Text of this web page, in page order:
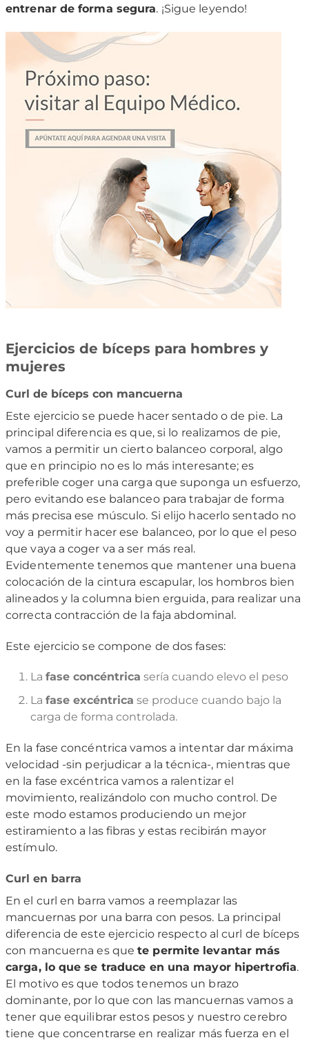
entrenar de forma segura. ¡Sigue leyendo!
Ejercicios de bíceps para hombres y
mujeres
Curl de bíceps con mancuerna
Este ejercicio se puede hacer sentado o de pie. La
principal diferencia es que, si lo realizamos de pie,
vamos a permitir un cierto balanceo corporal, algo
que en principio no es lo más interesante; es
preferible coger una carga que suponga un esfuerzo,
pero evitando ese balanceo para trabajar de forma
más precisa ese músculo. Si elijo hacerlo sentado no
voy a permitir hacer ese balanceo, por lo que el peso
que vaya a coger va a ser más real.
Evidentemente tenemos que mantener una buena
colocación de la cintura escapular, los hombros bien
alineados y la columna bien erguida, para realizar una
correcta contracción de la faja abdominal.
Este ejercicio se compone de dos fases:
La fase concéntrica sería cuando elevo el peso
La fase excéntrica se produce cuando bajo la
carga de forma controlada.
En la fase concéntrica vamos a intentar dar máxima
velocidad -sin perjudicar a la técnica-, mientras que
en la fase excéntrica vamos a ralentizar el
movimiento, realizándolo con mucho control. De
este modo estamos produciendo un mejor
estiramiento a las fibras y estas recibirán mayor
estímulo.
Curl en barra
En el curl en barra vamos a reemplazar las
mancuernas por una barra con pesos. La principal
diferencia de este ejercicio respecto al curl de bíceps
con mancuerna es quete permite levantar más
carga, lo que se traduce en una mayor hipertrofia.
El motivo es que todos tenemos un brazo
dominante, por lo que con las mancuernas vamos a
tener que equilibrar estos pesos y nuestro cerebro
tiene que concentrarse en realizar más fuerza en el